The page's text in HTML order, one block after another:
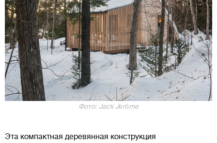
Фото: Jack Jérôme
Эта компактная деревянная конструкция